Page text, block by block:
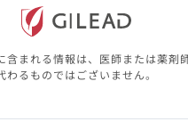
含まれる情報は、医師または薬剤
わるものではございません。